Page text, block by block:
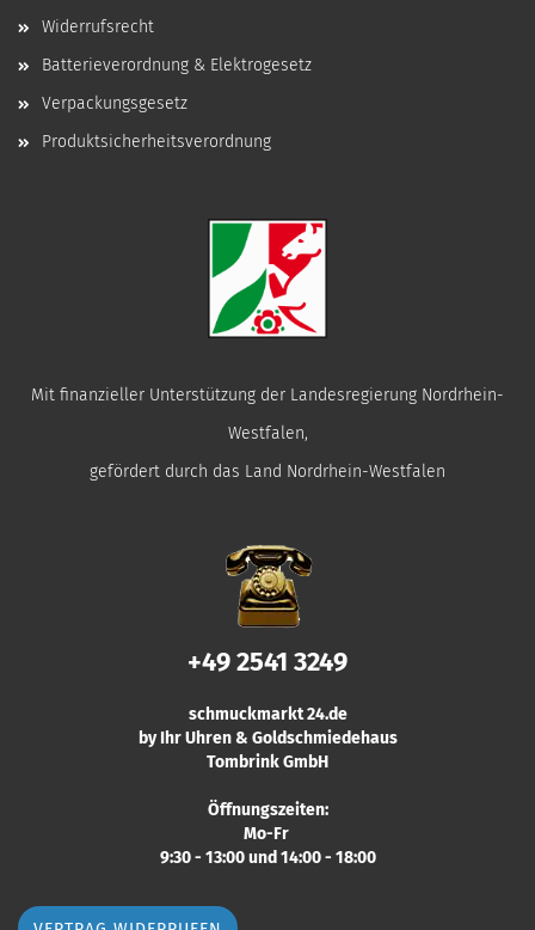
Widerrufsrecht
Batterieverordnung & Elektrogesetz
Verpackungsgesetz
Produktsicherheitsverordnung
Mit finanzieller Unterstützung der Landesregierung Nordrhein-
Westfalen,
gefördert durch das Land Nordrhein-Westfalen
+49 2541 3249
schmuckmarkt 24.de
by Ihr Uhren & Goldschmiedehaus
Tombrink GmbH
Öffnungszeiten:
Mo-Fr
9:30 - 13:00 und 14:00 - 18:00